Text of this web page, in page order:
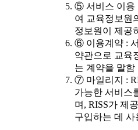
⑤ 서비스 이용
여 교육정보원
정보원이 제공
⑥ 이용계약 :
약관으로 교육
는 계약을 말함
⑦ 마일리지 :
가능한 서비스
며, RISS가 제
구입하는 데